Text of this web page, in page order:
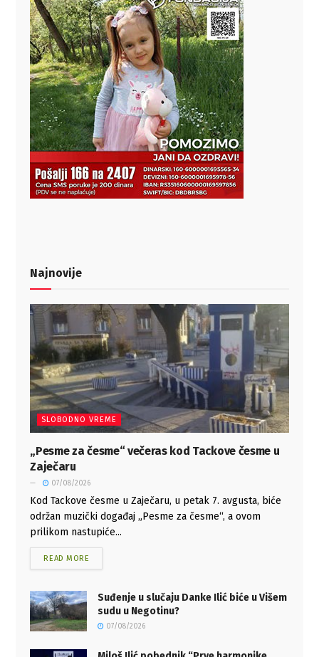
Najnovije
SLOBODNO VREME
„Pesme za česme“ večeras kod Tackove česme u
Zaječaru
07/08/2026
Kod Tackove česme u Zaječaru, u petak 7. avgusta, biće
održan muzički događaj „Pesme za česme“, a ovom
prilikom nastupiće...
READ MORE
Suđenje u slučaju Danke Ilić biće u Višem
sudu u Negotinu?
07/08/2026